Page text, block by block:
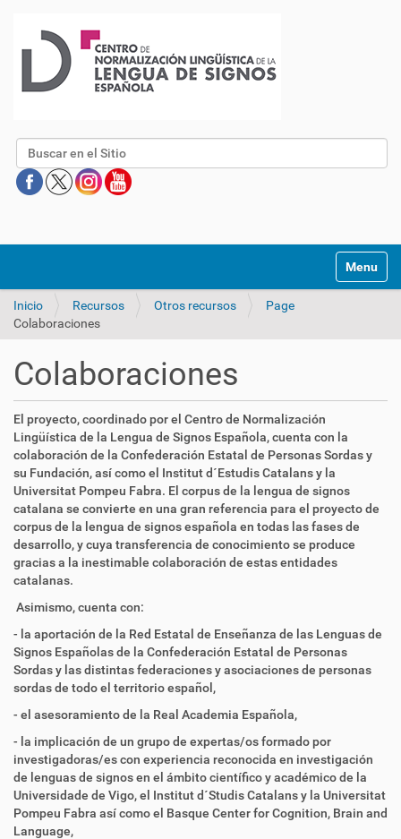
Buscar
Mostrar/
Inicio Recursos Otros recursos
Page
Colaboraciones
Colaboraciones
El proyecto, coordinado por el Centro de Normalización
Lingüística de la Lengua de Signos Española, cuenta con la
colaboración de la Confederación Estatal de Personas Sordas y
su Fundación, así como el Institut d´Estudis Catalans y la
Universitat Pompeu Fabra. El corpus de la lengua de signos
catalana se convierte en una gran referencia para el proyecto de
corpus de la lengua de signos española en todas las fases de
desarrollo, y cuya transferencia de conocimiento se produce
gracias a la inestimable colaboración de estas entidades
catalanas.
Asimismo, cuenta con:
- la aportación de la Red Estatal de Enseñanza de las Lenguas de
Signos Españolas de la Confederación Estatal de Personas
Sordas y las distintas federaciones y asociaciones de personas
sordas de todo el territorio español,
- el asesoramiento de la Real Academia Española,
- la implicación de un grupo de expertas/os formado por
investigadoras/es con experiencia reconocida en investigación
de lenguas de signos en el ámbito científico y académico de la
Universidade de Vigo, el Institut d´Studis Catalans y la Universitat
Pompeu Fabra así como el Basque Center for Cognition, Brain and
Language,